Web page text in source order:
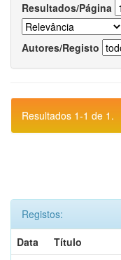
Resultados/Página
Autores/Registo
Resultados 1-1 de 1.
Registos:
Data
Título